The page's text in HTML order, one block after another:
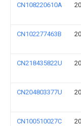
CN108220610A
CN102277463B
CN218435822U
CN204803377U
CN100510027C